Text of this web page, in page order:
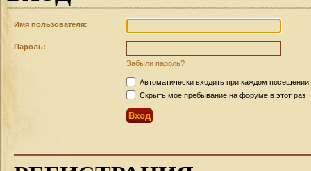
Имя пользователя:
Пароль:
Забыли пароль?
Автоматически входить при каждом посещении
Скрыть мое пребывание на форуме в этот раз